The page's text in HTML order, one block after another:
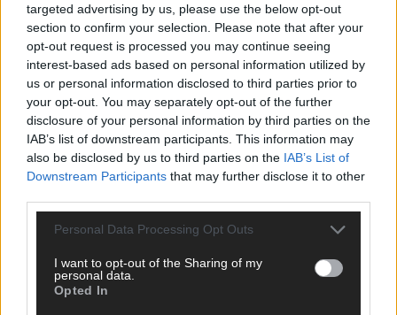
targeted advertising by us, please use the below opt-out
section to confirm your selection. Please note that after your
opt-out request is processed you may continue seeing
interest-based ads based on personal information utilized by
us or personal information disclosed to third parties prior to
your opt-out. You may separately opt-out of the further
disclosure of your personal information by third parties on the
IAB’s list of downstream participants. This information may
also be disclosed by us to third parties on the IAB’s List of
Downstream Participants that may further disclose it to other
Personal Data Processing Opt Outs
I want to opt-out of the Sharing of my
personal data.
Opted In
Monaco, Sallys Café, Westernbrauerei – der
EXTRA
Juni 2026